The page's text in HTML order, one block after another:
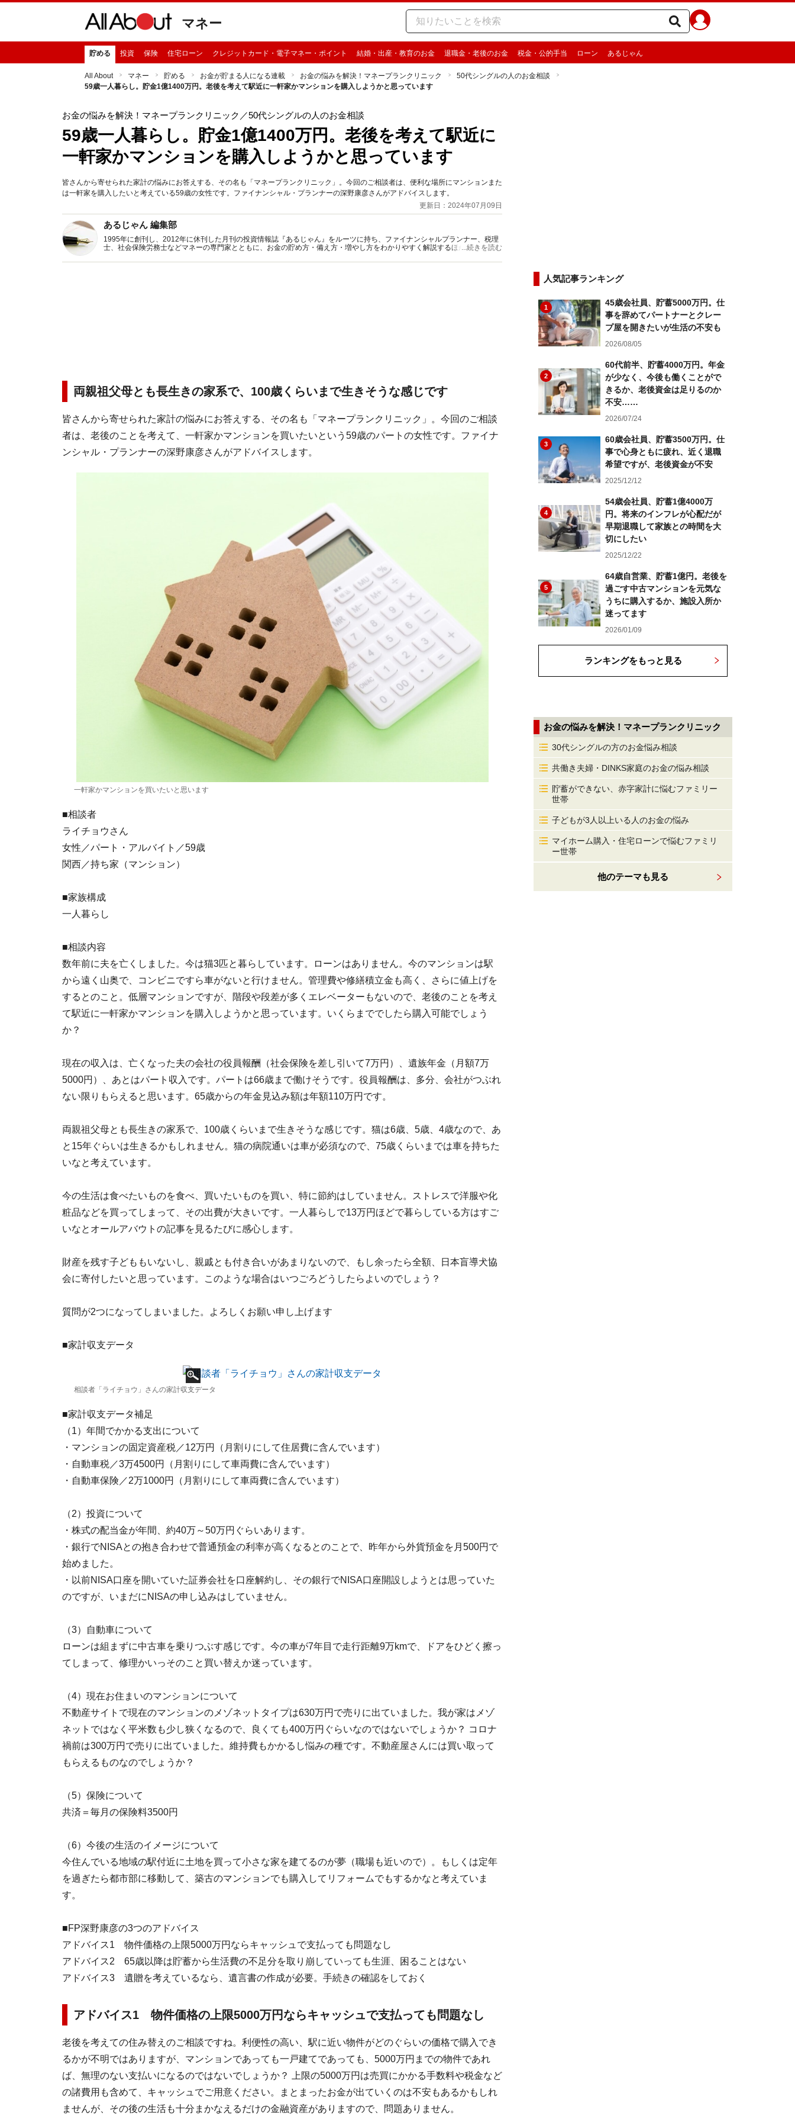
マネー
貯める 投資 保険 住宅ローン クレジットカード・電子マネー・ポイント 結婚・出産・教育のお金 退職金・老後のお金 税金・公的手当 ローン あるじゃん
All About マネー 貯める お金が貯まる人になる連載 お金の悩みを解決！マネープランクリニック
50代シングルの人のお金相談
59歳一人暮らし。貯金1億1400万円。老後を考えて駅近に一軒家かマンションを購入しようかと思っています
お金の悩みを解決！マネープランクリニック ／50代シングルの人のお金相談
59歳一人暮らし。貯金1億1400万円。老後を考えて駅近に
一軒家かマンションを購入しようかと思っています
皆さんから寄せられた家計の悩みにお答えする、その名も「マネープランクリニック」。今回のご相談者は、便利な場所にマンションまた
は一軒家を購入したいと考えている59歳の女性です。ファイナンシャル・プランナーの深野康彦さんがアドバイスします。​​​​​​​
更新日：2024年07月09日
あるじゃん 編集部
1995年に創刊し、2012年に休刊した月刊の投資情報誌『あるじゃん』をルーツに持ち、ファイナンシャルプランナー、税理
士、社会保険労務士などマネーの専門家とともに、お金の貯め方・備え方・増やし方をわかりやすく解説するほか、マネー最
...続きを読む
両親祖父母とも長生きの家系で、100歳くらいまで生きそうな感じです
皆さんから寄せられた家計の悩みにお答えする、その名も「マネープランクリニック」。今回のご相談
者は、老後のことを考えて、一軒家かマンションを買いたいという59歳のパートの女性です。ファイナ
ンシャル・プランナーの深野康彦さんがアドバイスします。
一軒家かマンションを買いたいと思います
■相談者
ライチョウさん
女性／パート・アルバイト／59歳
関西／持ち家（マンション）
■家族構成
一人暮らし
■相談内容
数年前に夫を亡くしました。今は猫3匹と暮らしています。ローンはありません。今のマンションは駅
から遠く山奥で、コンビニですら車がないと行けません。管理費や修繕積立金も高く、さらに値上げを
するとのこと。低層マンションですが、階段や段差が多くエレベーターもないので、老後のことを考え
て駅近に一軒家かマンションを購入しようかと思っています。いくらまででしたら購入可能でしょう
か？
現在の収入は、亡くなった夫の会社の役員報酬（社会保険を差し引いて7万円）、遺族年金（月額7万
5000円）、あとはパート収入です。パートは66歳まで働けそうです。役員報酬は、多分、会社がつぶれ
ない限りもらえると思います。65歳からの年金見込み額は年額110万円です。
両親祖父母とも長生きの家系で、100歳くらいまで生きそうな感じです。猫は6歳、5歳、4歳なので、あ
と15年ぐらいは生きるかもしれません。猫の病院通いは車が必須なので、75歳くらいまでは車を持ちた
いなと考えています。
今の生活は食べたいものを食べ、買いたいものを買い、特に節約はしていません。ストレスで洋服や化
粧品などを買ってしまって、その出費が大きいです。一人暮らしで13万円ほどで暮らしている方はすご
いなとオールアバウトの記事を見るたびに感心します。
財産を残す子どももいないし、親戚とも付き合いがあまりないので、もし余ったら全額、日本盲導犬協
会に寄付したいと思っています。このような場合はいつごろどうしたらよいのでしょう？
質問が2つになってしまいました。よろしくお願い申し上げます
■家計収支データ
相談者「ライチョウ」さんの家計収支データ
■家計収支データ補足
（1）年間でかかる支出について
・マンションの固定資産税／12万円（月割りにして住居費に含んでいます）
・自動車税／3万4500円（月割りにして車両費に含んでいます）
・自動車保険／2万1000円（月割りにして車両費に含んでいます）
（2）投資について
・株式の配当金が年間、約40万～50万円ぐらいあります。
・銀行でNISAとの抱き合わせで普通預金の利率が高くなるとのことで、昨年から外貨預金を月500円で
始めました。
・以前NISA口座を開いていた証券会社を口座解約し、その銀行でNISA口座開設しようとは思っていた
のですが、いまだにNISAの申し込みはしていません。
（3）自動車について
ローンは組まずに中古車を乗りつぶす感じです。今の車が7年目で走行距離9万kmで、ドアをひどく擦っ
てしまって、修理かいっそのこと買い替えか迷っています。
（4）現在お住まいのマンションについて
不動産サイトで現在のマンションのメゾネットタイプは630万円で売りに出ていました。我が家はメゾ
ネットではなく平米数も少し狭くなるので、良くても400万円ぐらいなのではないでしょうか？ コロナ
禍前は300万円で売りに出ていました。維持費もかかるし悩みの種です。不動産屋さんには買い取って
もらえるものなのでしょうか？
（5）保険について
共済＝毎月の保険料3500円
（6）今後の生活のイメージについて
今住んでいる地域の駅付近に土地を買って小さな家を建てるのが夢（職場も近いので）。もしくは定年
を過ぎたら都市部に移動して、築古のマンションでも購入してリフォームでもするかなと考えていま
す。
■FP深野康彦の3つのアドバイス
アドバイス1 物件価格の上限5000万円ならキャッシュで支払っても問題なし
アドバイス2 65歳以降は貯蓄から生活費の不足分を取り崩していっても生涯、困ることはない
アドバイス3 遺贈を考えているなら、遺言書の作成が必要。手続きの確認をしておく
アドバイス1 物件価格の上限5000万円ならキャッシュで支払っても問題なし
老後を考えての住み替えのご相談ですね。利便性の高い、駅に近い物件がどのぐらいの価格で購入でき
るかが不明ではありますが、マンションであっても一戸建てであっても、5000万円までの物件であれ
ば、無理のない支払いになるのではないでしょうか？ 上限の5000万円は売買にかかる手数料や税金など
の諸費用も含めて、キャッシュでご用意ください。まとまったお金が出ていくのは不安もあるかもしれ
ませんが、その後の生活も十分まかなえるだけの金融資産がありますので、問題ありません。
人気記事ランキング
1
45歳会社員、貯蓄5000万円。仕
事を辞めてパートナーとクレー
プ屋を開きたいが生活の不安も
2026/08/05
2
60代前半、貯蓄4000万円。年金
が少なく、今後も働くことがで
きるか、老後資金は足りるのか
不安……
2026/07/24
3
60歳会社員、貯蓄3500万円。仕
事で心身ともに疲れ、近く退職
希望ですが、老後資金が不安
2025/12/12
4
54歳会社員、貯蓄1億4000万
円。将来のインフレが心配だが
早期退職して家族との時間を大
切にしたい
2025/12/22
5
64歳自営業、貯蓄1億円。老後を
過ごす中古マンションを元気な
うちに購入するか、施設入所か
迷ってます
2026/01/09
ランキングをもっと見る
お金の悩みを解決！マネープランクリニック
30代シングルの方のお金悩み相談
共働き夫婦・DINKS家庭のお金の悩み相談
貯蓄ができない、赤字家計に悩むファミリー
世帯
子どもが3人以上いる人のお金の悩み
マイホーム購入・住宅ローンで悩むファミリ
ー世帯
他のテーマも見る